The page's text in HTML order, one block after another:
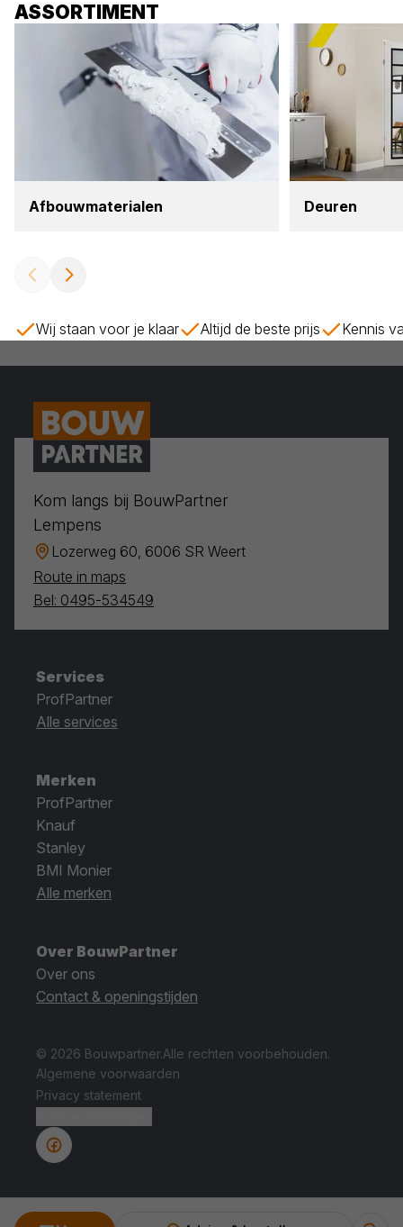
ASSORTIMENT
Afbouw­ma­te­ri­a­len Deu­ren
Wij staan voor je klaar Altijd de beste prijs Kennis
Kom langs bij BouwPartner
Lempens
Lozerweg 60, 6006 SR Weert
Route in maps
Bel: 0495-534549
Services
ProfPartner
Alle services
Merken
ProfPartner
Knauf
Stanley
BMI Monier
Alle merken
Over BouwPartner
Over ons
Contact & openingstijden
© 2026 Bouwpartner.Alle rechten voorbehouden.
Algemene voorwaarden
Privacy statement